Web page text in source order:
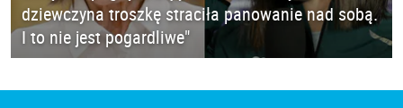
dziewczyna troszkę straciła panowanie nad sobą.
I to nie jest pogardliwe"